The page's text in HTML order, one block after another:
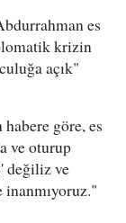
es
krizin
açık"
göre, es
ve oturup
değiliz ve
inanmıyoruz."